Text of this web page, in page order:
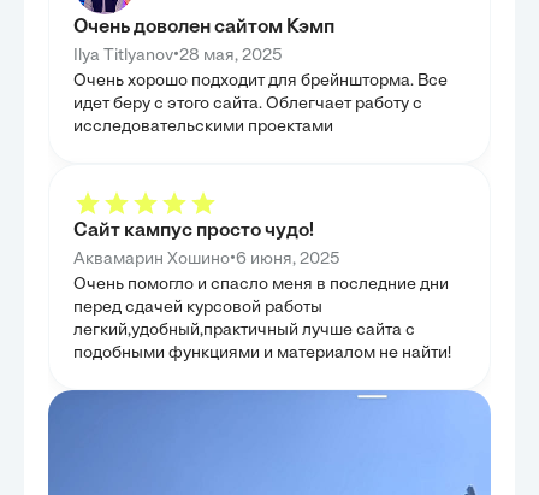
их профессиональной деятельностью, тем самым
снижая риск выгорания.
Очень доволен сайтом Кэмп
Ilya Titlyanov•28 мая, 2025
Очень хорошо подходит для брейншторма. Все
идет беру с этого сайта. Облегчает работу с
исследовательскими проектами
Сайт кампус просто чудо!
Аквамарин Хошино•6 июня, 2025
Очень помогло и спасло меня в последние дни
перед сдачей курсовой работы
легкий,удобный,практичный лучше сайта с
подобными функциями и материалом не найти!